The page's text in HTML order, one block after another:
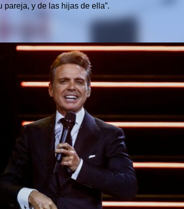
y de las hijas de ella”.